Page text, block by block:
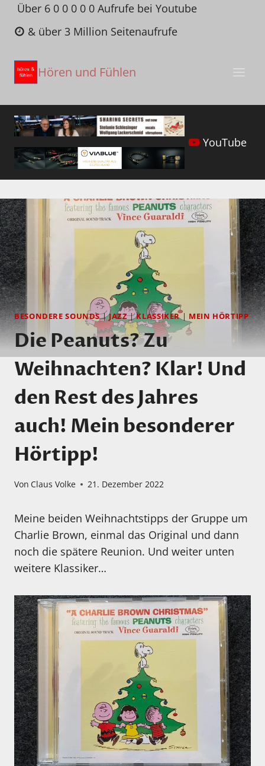
Zum
Inhalt
springen
Über 6 0 0 0 0 0 Aufrufe bei Youtube
& über 3 Million Seitenaufrufe
Hören und Fühlen
YouTube
BESONDERE SOUNDS|JAZZ|KLASSIKER| MEIN HÖRTIPP
Die Peanuts? Zu
Weihnachten? Klar! Und
den Rest des Jahres
auch! Mein besonderer
Hörtipp!
Von Claus Volke 21. Dezember 2022
Meine beiden Weihnachtstipps der Gruppe um
Charlie Brown, einmal das Original und dann
noch die spätere Reunion. Und weiter unten
weitere Klassiker…